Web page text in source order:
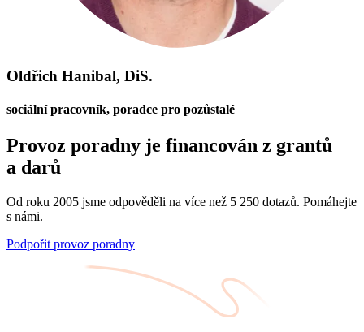
Oldřich Hanibal, DiS.
sociální pracovník, poradce pro pozůstalé
Provoz poradny je financován z grantů
a darů
Od roku 2005 jsme odpověděli na více než 5 250 dotazů. Pomáhejte
s námi.
Podpořit provoz poradny